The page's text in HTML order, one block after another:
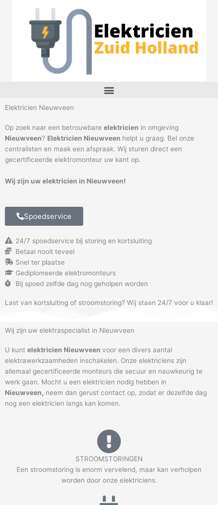
M
e
Elektricien Nieuwveen
Op zoek naar een betrouwbare elektricien in omgeving
Nieuwveen? Elektricien Nieuwveen helpt u graag. Bel onze
centralisten en maak een afspraak. Wij sturen direct een
gecertificeerde elektromonteur uw kant op.
Wij zijn uw elektricien in Nieuwveen!
Spoedservice
24/7 spoedservice bij storing en kortsluiting
Betaal nooit teveel
Snel ter plaatse
Gediplomeerde elektromonteurs
Bij spoed zelfde dag nog geholpen worden
Last van kortsluiting of stroomstoring? Wij staan 24/7 voor u klaar!
Wij zijn uw elektraspecialist in Nieuwveen
U kunt elektricien Nieuwveen voor een divers aantal
elektrawerkzaamheden inschakelen. Onze elektriciens zijn
allemaal gecertificeerde monteurs die secuur en nauwkeurig te
werk gaan. Mocht u een elektricien nodig hebben in
Nieuwveen, neem dan gerust contact op, zodat er dezelfde dag
nog een elektricien langs kan komen.
STROOMSTORINGEN
Een stroomstoring is enorm vervelend, maar kan verholpen
worden door onze elektriciens.